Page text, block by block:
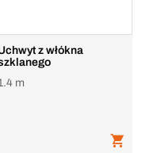
z włókna
m